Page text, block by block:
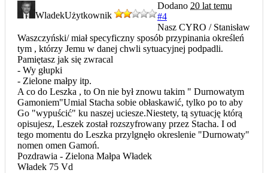
WladekUżytkownik
Dodano 20 lat temu
#4
Nasz CYRO / Stanisław
Waszczyński/ miał specyficzny sposób przypinania określeń
tym , którzy Jemu w danej chwli sytuacyjnej podpadli.
Pamiętasz jak się zwracal
- Wy głupki
- Zielone małpy itp.
A co do Leszka , to On nie był znowu takim " Durnowatym
Gamoniem"Umial Stacha sobie obłaskawić, tylko po to aby
Go "wypuścić" ku naszej uciesze.Niestety, tą sytuację którą
opisujesz, Leszek został rozszyfrowany przez Stacha. I od
tego momentu do Leszka przylgnęło okreslenie "Durnowaty"
nomen omen Gamoń.
Pozdrawia - Zielona Małpa Władek
Władek 75 Vd